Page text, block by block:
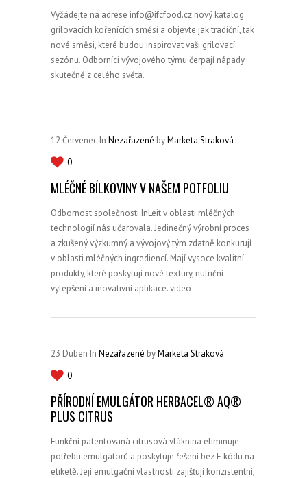
Vyžádejte na adrese info@ifcfood.cz nový katalog
grilovacích kořenících směsí a objevte jak tradiční, tak
nové směsi, které budou inspirovat vaši grilovací
sezónu. Odborníci vývojového týmu čerpají nápady
skutečně z celého světa.
12 Červenec In Nezařazené byMarketa Straková
0
MLÉČNÉ BÍLKOVINY V NAŠEM POTFOLIU
Odbornost společnosti InLeit v oblasti mléčných
technologií nás učarovala. Jedinečný výrobní proces
a zkušený výzkumný a vývojový tým zdatně konkurují
v oblasti mléčných ingrediencí. Mají vysoce kvalitní
produkty, které poskytují nové textury, nutriční
vylepšení a inovativní aplikace. video
23 Duben In Nezařazené byMarketa Straková
0
PŘÍRODNÍ EMULGÁTOR HERBACEL® AQ®
PLUS CITRUS
Funkční patentovaná citrusová vláknina eliminuje
potřebu emulgátorů a poskytuje řešení bez E kódu na
etiketě. Její emulgační vlastnosti zajišťují konzistentní,